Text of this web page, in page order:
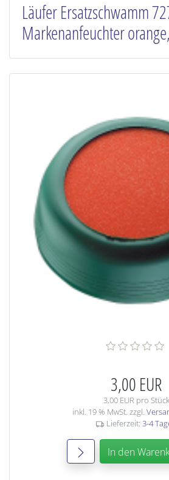
Läufer Ersatzschwamm
Markenanfeuchter orange,
3,00 EUR
3,00 EUR pro Stück
inkl. 19 % MwSt. zzgl.
Lieferzeit: 3-4
In den